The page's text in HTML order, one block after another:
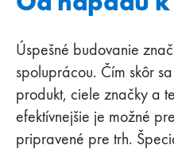
Úspešné budovanie
spoluprácou. Čím skôr
produkt, ciele značky a
efektívnejšie je možné
pripravené pre trh.